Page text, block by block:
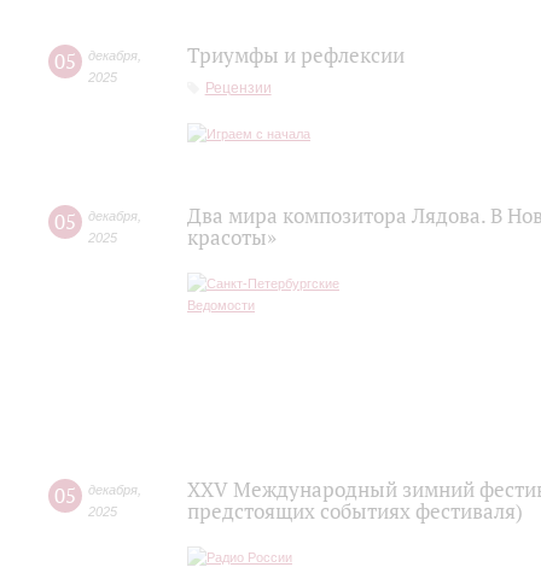
05 декабря
2025
Триумфы и рефлексии
Рецензии
05 декабря
2025
Два мира композитора Лядова. В
красоты»
05 декабря
2025
XXV Международный зимний
предстоящих событиях фестиваля)